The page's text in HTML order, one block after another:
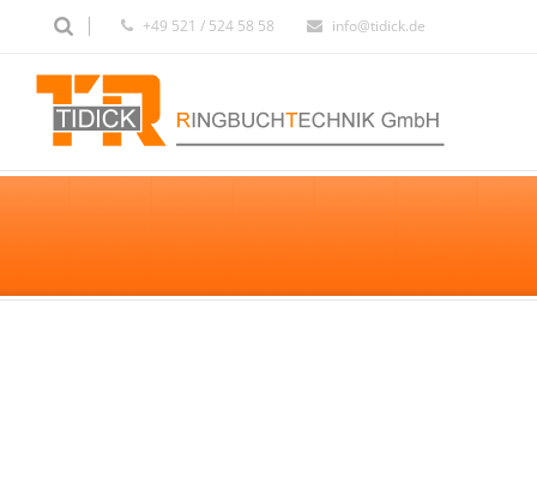
+49 521 / 524 58 58 info@tidick.de